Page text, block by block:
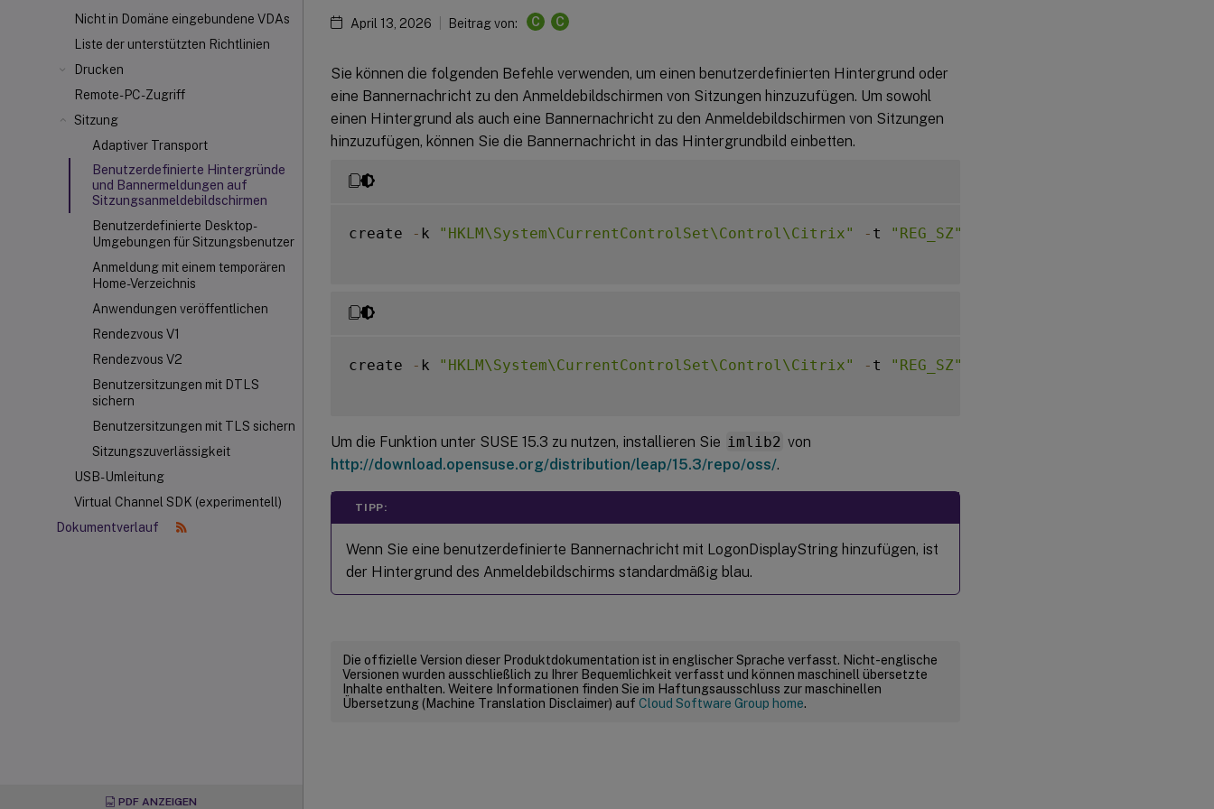
Nicht in Domäne eingebundene VDAs
Liste der unterstützten Richtlinien
Drucken
Remote-PC-Zugriff
Sitzung
Adaptiver Transport
Benutzerdefinierte Hintergründe
und Bannermeldungen auf
Sitzungsanmeldebildschirmen
Benutzerdefinierte Desktop-
Umgebungen für Sitzungsbenutzer
Anmeldung mit einem temporären
Home-Verzeichnis
Anwendungen veröffentlichen
Rendezvous V1
Rendezvous V2
Benutzersitzungen mit DTLS
sichern
Benutzersitzungen mit TLS sichern
Sitzungszuverlässigkeit
USB-Umleitung
Virtual Channel SDK (experimentell)
Dokumentverlauf
PDF ANZEIGEN
April 13, 2026 Beitrag von: C C
Sie können die folgenden Befehle verwenden, um einen benutzerdefinierten Hintergrund oder
eine Bannernachricht zu den Anmeldebildschirmen von Sitzungen hinzuzufügen. Um sowohl
einen Hintergrund als auch eine Bannernachricht zu den Anmeldebildschirmen von Sitzungen
hinzuzufügen, können Sie die Bannernachricht in das Hintergrundbild einbetten.
create - k "HKLM\System\CurrentControlSet\Control\Citrix" - t "REG_SZ"
create - k "HKLM\System\CurrentControlSet\Control\Citrix" - t "REG_SZ"
Um die Funktion unter SUSE 15.3 zu nutzen, installieren Sie imlib2 von
http://download.opensuse.org/distribution/leap/15.3/repo/oss/.
TIPP:
Wenn Sie eine benutzerdefinierte Bannernachricht mit LogonDisplayString hinzufügen, ist
der Hintergrund des Anmeldebildschirms standardmäßig blau.
Die offizielle Version dieser Produktdokumentation ist in englischer Sprache verfasst. Nicht-englische
Versionen wurden ausschließlich zu Ihrer Bequemlichkeit verfasst und können maschinell übersetzte
Inhalte enthalten. Weitere Informationen finden Sie im Haftungsausschluss zur maschinellen
Übersetzung (Machine Translation Disclaimer) auf Cloud Software Group home.